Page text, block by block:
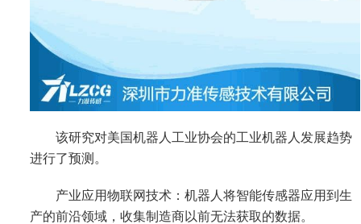
该研究对美国机器人工业协会的工业机器人发展趋势
进行了预测。
产业应用物联网技术：机器人将智能传感器应用到生
产的前沿领域，收集制造商以前无法获取的数据。